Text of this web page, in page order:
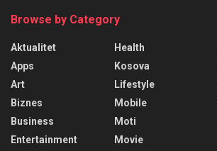
Browse by Category
Aktualitet
Apps
Art
Biznes
Business
Entertainment
Health
Kosova
Lifestyle
Mobile
Moti
Movie